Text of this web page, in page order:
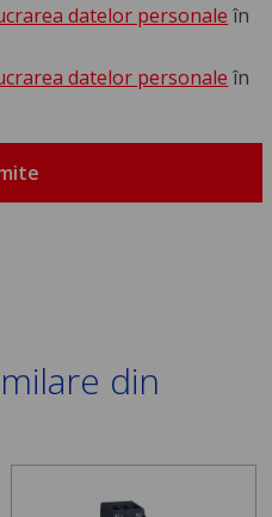
datelor personale în
datelor personale în
din